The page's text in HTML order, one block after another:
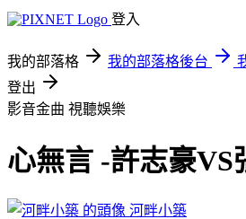
登入
我的部落格 我的部落格後台
登出
影音金曲 視聽娛樂
心無言 -許志豪VS
河畔小築